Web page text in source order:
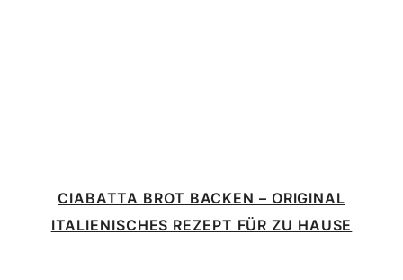
CIABATTA BROT BACKEN – ORIGINAL
ITALIENISCHES REZEPT FÜR ZU HAUSE